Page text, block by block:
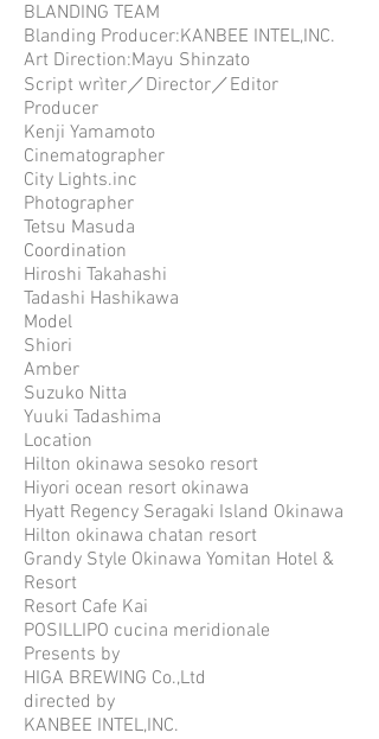
BLANDING TEAM
Blanding Producer:KANBEE INTEL,INC.
Art Direction:Mayu Shinzato
Script wrìter／Director／Editor
Producer
Kenji Yamamoto
Cinematographer
City Lights.inc
Photographer
Tetsu Masuda
Coordination
Hiroshi Takahashi
Tadashi Hashikawa
Model
Shiori
Amber
Suzuko Nitta
Yuuki Tadashima
Location
Hilton okinawa sesoko resort
Hiyori ocean resort okinawa
Hyatt Regency Seragaki Island Okinawa
Hilton okinawa chatan resort
Grandy Style Okinawa Yomitan Hotel &
Resort
Resort Cafe Kai
POSILLIPO cucina meridionale
Presents by
HIGA BREWING Co.,Ltd
directed by
KANBEE INTEL,INC.